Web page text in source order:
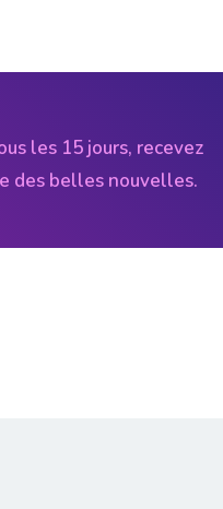
les 15 jours, recevez
des belles nouvelles.